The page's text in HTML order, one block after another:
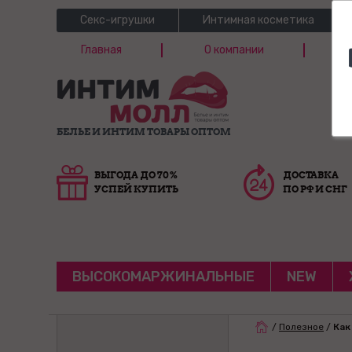
Секс-игрушки Интимная косметика
Главная О компании
БЕЛЬЕ И ИНТИМ ТОВАРЫ ОПТОМ
ВЫГОДА ДО 70%
УСПЕЙ КУПИТЬ
ДОСТАВКА
ПО РФ И СНГ
ВЫСОКОМАРЖИНАЛЬНЫЕ NEW
/ Полезное /